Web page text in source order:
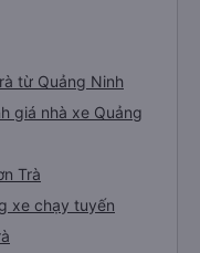
từ Quảng Ninh
giá nhà xe Quảng
Trà
xe chạy tuyến